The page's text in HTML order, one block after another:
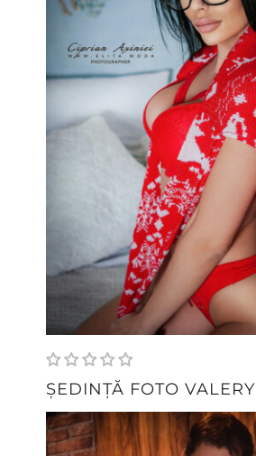
ȘEDINȚĂ FOTO VALERY